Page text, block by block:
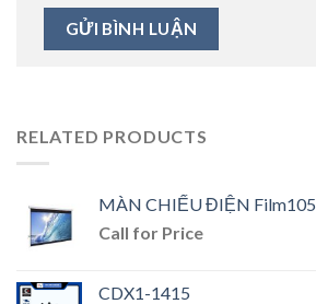
RELATED PRODUCTS
MÀN CHIẾU ĐIỆN Film105
Call for Price
CDX1-1415